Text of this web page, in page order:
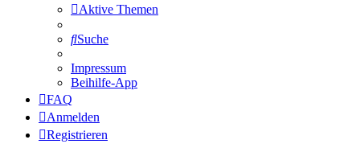
Aktive Themen
Suche
Impressum
Beihilfe-App
FAQ
Anmelden
Registrieren